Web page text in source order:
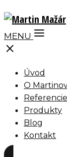
MENU
Úvod
O
Referencie
Produkty
Blog
Kontakt